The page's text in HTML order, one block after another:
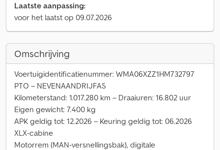
Laatste aanpassing:
voor het laatst op 09.07.2026
Omschrijving
Voertuigidentificatienummer: WMA06XZZ1HM732797
PTO – NEVENAANDRIJFAS
Kilometerstand: 1.017.280 km – Draaiuren: 16.802 uur
Eigen gewicht: 7.400 kg
APK geldig tot: 12.2026 – Keuring geldig tot: 06.2026
XLX-cabine
Motorrem (MAN-versnellingsbak), digitale